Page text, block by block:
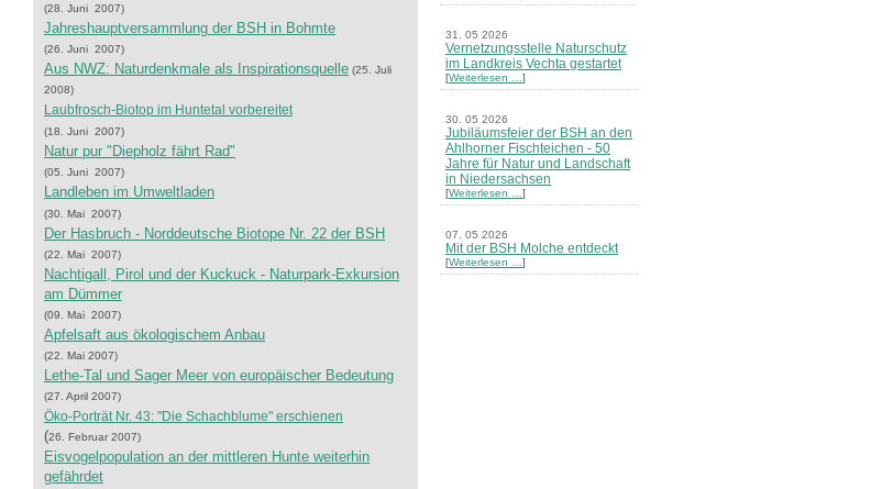
(28. Juni 2007)
Jahreshauptversammlung der BSH in Bohmte
(26. Juni 2007)
Aus NWZ: Naturdenkmale als Inspirationsquelle (25. Juli
2008)
Laubfrosch-Biotop im Huntetal vorbereitet
(18. Juni 2007)
Natur pur "Diepholz fährt Rad"
(05. Juni 2007)
Landleben im Umweltladen
(30. Mai 2007)
Der Hasbruch - Norddeutsche Biotope Nr. 22 der BSH
(22. Mai 2007)
Nachtigall, Pirol und der Kuckuck - Naturpark-Exkursion
am Dümmer
(09. Mai 2007)
Apfelsaft aus ökologischem Anbau
(22. Mai 2007)
Lethe-Tal und Sager Meer von europäischer Bedeutung
(27. April 2007)
Öko-Porträt Nr. 43: "Die Schachblume" erschienen
(26. Februar 2007)
Eisvogelpopulation an der mittleren Hunte weiterhin
gefährdet
31. 05 2026
Vernetzungsstelle Naturschutz
im Landkreis Vechta gestartet
[Weiterlesen … ]
30. 05 2026
Jubiläumsfeier der BSH an den
Ahlhorner Fischteichen - 50
Jahre für Natur und Landschaft
in Niedersachsen
[Weiterlesen … ]
07. 05 2026
Mit der BSH Molche entdeckt
[Weiterlesen … ]